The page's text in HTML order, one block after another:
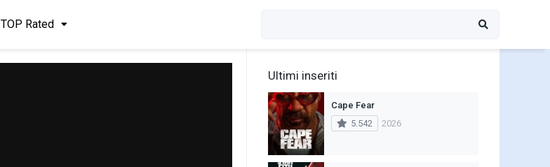
TOP Rated
Ultimi inseriti
Cape Fear
5.542
2026